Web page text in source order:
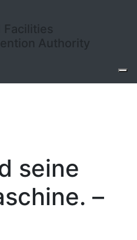
Facilities
Authority
seine
–